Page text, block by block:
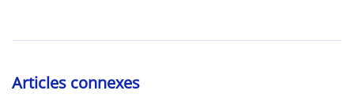
Articles connexes